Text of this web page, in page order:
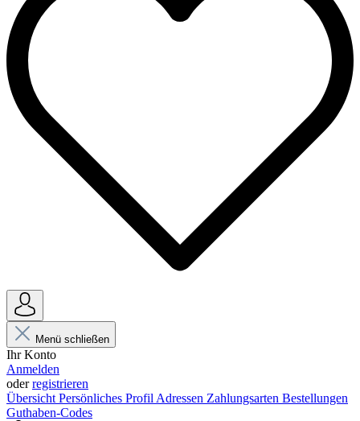
Menü schließen
Ihr Konto
Anmelden
oderregistrieren
Übersicht Persönliches Profil Adressen Zahlungsarten Bestellungen
Guthaben-Codes